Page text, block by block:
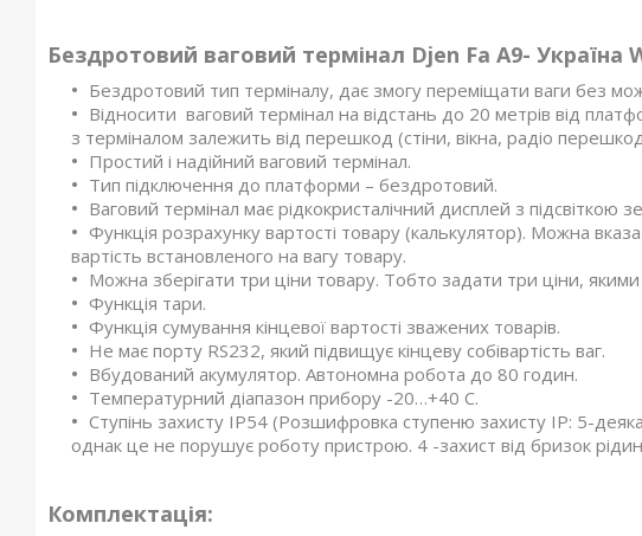
Бездротовий ваговий термінал Djen Fa A9- Україна
Бездротовий тип терміналу, дає змогу переміщати ваги без
Відносити ваговий термінал на відстань до 20 метрів від
з терміналом залежить від перешкод (стіни, вікна, радіо
Простий і надійний ваговий термінал.
Тип підключення до платформи – бездротовий.
Ваговий термінал має рідкокристалічний дисплей з підсвіткою
Функція розрахунку вартості товару (калькулятор). Можна
вартість встановленого на вагу товару.
Можна зберігати три ціни товару. Тобто задати три ціни,
Функція тари.
Функція сумування кінцевої вартості зважених товарів.
Не має порту RS232, який підвищує кінцеву собівартість ваг.
Вбудований акумулятор. Автономна робота до 80 годин.
Температурний діапазон прибору -20…+40 С.
Ступінь захисту IP54 (Розшифровка ступеню захисту IP: 5-
однак це не порушує роботу пристрою. 4 -захист від бризок
Комплектація: